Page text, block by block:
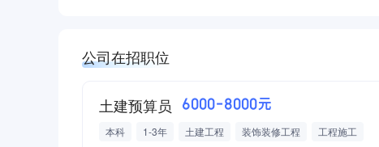
公司在招职位
土建预算员 6000-8000元
本科 1-3年 土建工程 装饰装修工程
工程施工